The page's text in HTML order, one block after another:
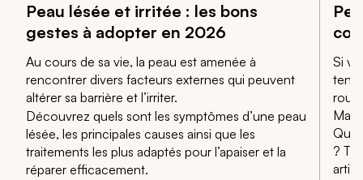
Peau lésée et irritée : les bons
gestes à adopter en 2026
Au cours de sa vie, la peau est amenée à
rencontrer divers facteurs externes qui peuvent
altérer sa barrière et l’irriter.
Découvrez quels sont les symptômes d’une peau
lésée, les principales causes ainsi que les
traitements les plus adaptés pour l’apaiser et la
réparer efficacement.
Si
?